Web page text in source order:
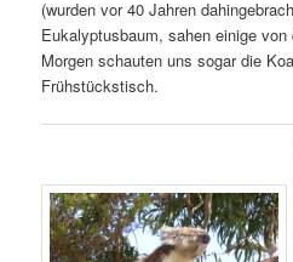
(wurden vor 40 Jahren
Eukalyptusbaum, sahen einige
Morgen schauten uns sogar die
Frühstückstisch.